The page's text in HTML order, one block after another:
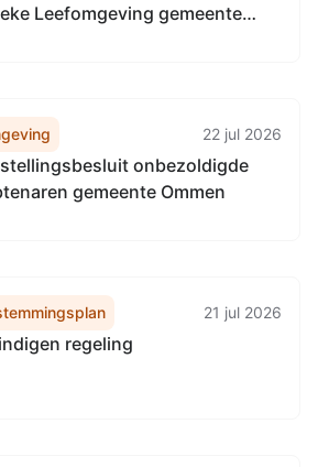
Leefomgeving gemeente
22 jul 2026
onbezoldigde
gemeente Ommen
21 jul 2026
regeling